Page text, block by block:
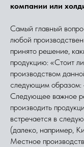
компании или
Самый главный
любой
принято решение,
продукцию: «Стоит
производством
следующим образом:
Следующее важное
производить
встречается в
(далеко, например,
Местное